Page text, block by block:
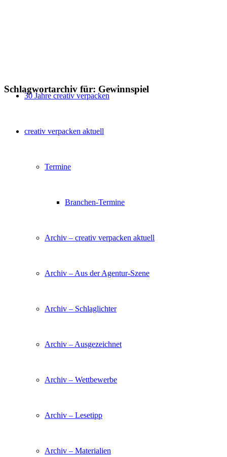
30 Jahre creativ verpacken
creativ verpacken aktuell
Termine
Branchen-Termine
Archiv – creativ verpacken aktuell
Archiv – Aus der Agentur-Szene
Archiv – Schlaglichter
Archiv – Ausgezeichnet
Archiv – Wettbewerbe
Archiv – Lesetipp
Archiv – Materialien
Schlagwortarchiv für: Gewinnspiel